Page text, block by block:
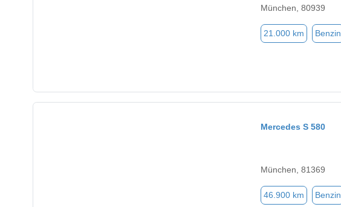
München, 80939
21.000 km Benzin
Mercedes S 580
München, 81369
46.900 km Benzin